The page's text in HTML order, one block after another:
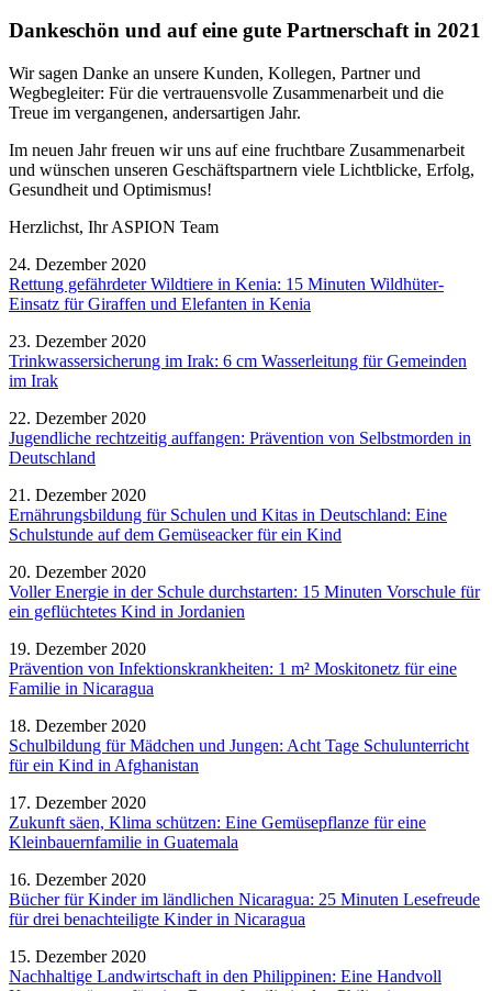
Dankeschön und auf eine gute Partnerschaft in 2021
Wir sagen Danke an unsere Kunden, Kollegen, Partner und
Wegbegleiter: Für die vertrauensvolle Zusammenarbeit und die
Treue im vergangenen, andersartigen Jahr.
Im neuen Jahr freuen wir uns auf eine fruchtbare Zusammenarbeit
und wünschen unseren Geschäftspartnern viele Lichtblicke, Erfolg,
Gesundheit und Optimismus!
Herzlichst, Ihr ASPION Team
24. Dezember 2020
Rettung gefährdeter Wildtiere in Kenia: 15 Minuten Wildhüter-
Einsatz für Giraffen und Elefanten in Kenia
23. Dezember 2020
Trinkwassersicherung im Irak: 6 cm Wasserleitung für Gemeinden
im Irak
22. Dezember 2020
Jugendliche rechtzeitig auffangen: Prävention von Selbstmorden in
Deutschland
21. Dezember 2020
Ernährungsbildung für Schulen und Kitas in Deutschland: Eine
Schulstunde auf dem Gemüseacker für ein Kind
20. Dezember 2020
Voller Energie in der Schule durchstarten: 15 Minuten Vorschule für
ein geflüchtetes Kind in Jordanien
19. Dezember 2020
Prävention von Infektionskrankheiten: 1 m² Moskitonetz für eine
Familie in Nicaragua
18. Dezember 2020
Schulbildung für Mädchen und Jungen: Acht Tage Schulunterricht
für ein Kind in Afghanistan
17. Dezember 2020
Zukunft säen, Klima schützen: Eine Gemüsepflanze für eine
Kleinbauernfamilie in Guatemala
16. Dezember 2020
Bücher für Kinder im ländlichen Nicaragua: 25 Minuten Lesefreude
für drei benachteiligte Kinder in Nicaragua
15. Dezember 2020
Nachhaltige Landwirtschaft in den Philippinen: Eine Handvoll